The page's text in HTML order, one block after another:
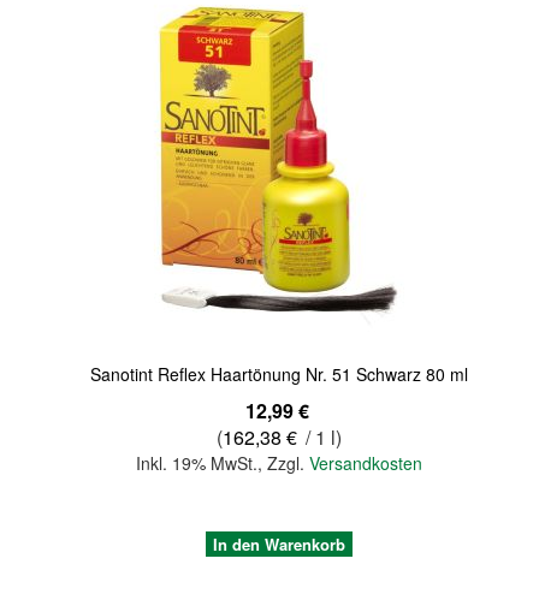
Sanotint Reflex Haartönung Nr. 51 Schwarz 80 ml
12,99 €
(162,38 € / 1 l)
Inkl. 19% MwSt.,Zzgl.Versandkosten
In den Warenkorb